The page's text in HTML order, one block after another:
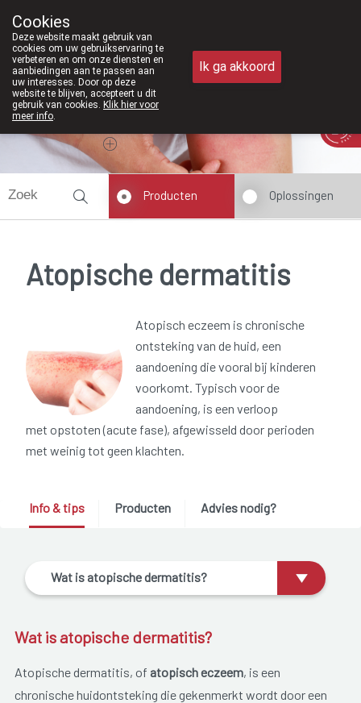
011/610300
Vandaag
Producten Oplossingen
Atopische dermatitis
Atopisch eczeem is chronische
ontsteking van de huid, een
aandoening die vooral bij kinderen
voorkomt. Typisch voor de
aandoening, is een verloop
met opstoten (acute fase), afgewisseld door perioden
met weinig tot geen klachten.
Info & tips Producten Advies nodig?
Wat is atopische dermatitis?
Wat is atopische dermatitis?
Atopische dermatitis, of atopisch eczeem, is een
chronische huidontsteking die gekenmerkt wordt door een
Cookies
Deze website maakt gebruik van
cookies om uw gebruikservaring te
verbeteren en om onze diensten en
aanbiedingen aan te passen aan
uw interesses. Door op deze
website te blijven, accepteert u dit
gebruik van cookies. Klik hier voor
meer info.
Ik ga akkoord